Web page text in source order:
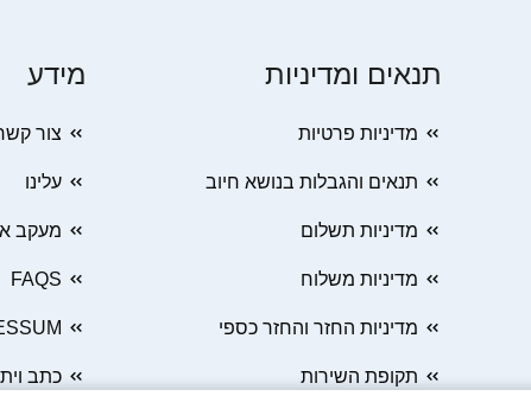
תנאים ומדיניות
מדיניות פרטיות
תנאים והגבלות בנושא חיוב
מדיניות תשלום
מדיניות משלוח
מדיניות החזר והחזר כספי
תקופת השירות
מידע
צור
עלינו
מעקב
FAQS
כתב